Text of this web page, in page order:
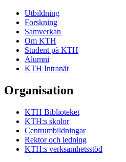
Utbildning
Forskning
Samverkan
Om KTH
Student på KTH
Alumni
KTH Intranät
Organisation
KTH Biblioteket
KTH:s skolor
Centrumbildningar
Rektor och ledning
KTH:s verksamhetsstöd